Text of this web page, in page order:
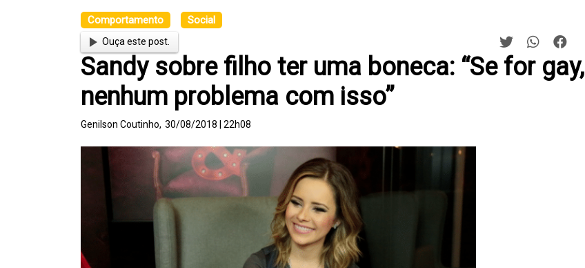
Comportamento Social
Ouça este post.
Sandy sobre filho ter uma boneca: “Se for gay,
nenhum problema com isso”
Genilson Coutinho, 30/08/2018 | 22h08